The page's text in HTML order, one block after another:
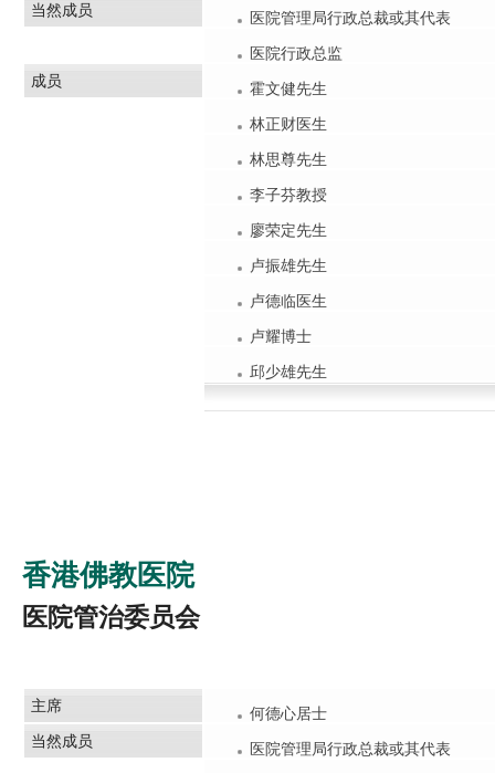
当然成员
医院管理局行政总裁或其代表
医院行政总监
成员
霍文健先生
林正财医生
林思尊先生
李子芬教授
廖荣定先生
卢振雄先生
卢德临医生
卢耀博士
邱少雄先生
香港佛教医院
医院管治委员会
主席
何德心居士
当然成员
医院管理局行政总裁或其代表